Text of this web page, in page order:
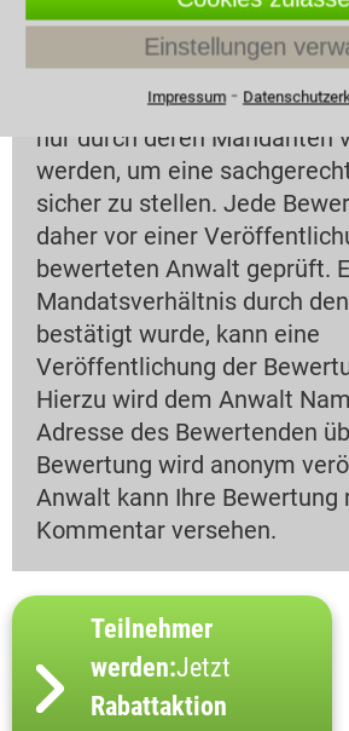
Beachten Sie bitte
Bewertungen unserer
nur durch deren Mandanten
werden, um eine
sicher zu stellen. Jede
daher vor einer
bewerteten Anwalt geprüft.
Mandatsverhältnis durch
bestätigt wurde, kann eine
Veröffentlichung der
Hierzu wird dem Anwalt
Adresse des Bewertenden
Bewertung wird anonym
Anwalt kann Ihre Bewertung
Kommentar versehen.
Teilnehmer
werden:Jetzt
Rabattaktion
Einstellungen
Impressum⁃